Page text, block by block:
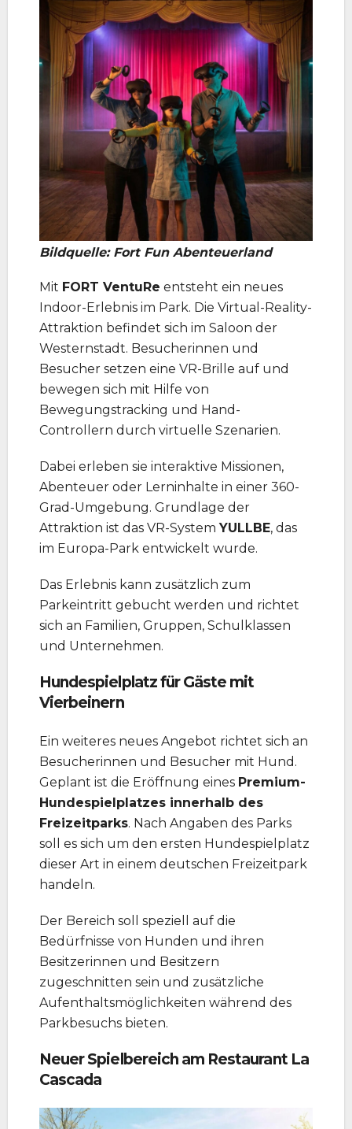
Bildquelle: Fort Fun Abenteuerland
Mit FORT VentuRe entsteht ein neues
Indoor-Erlebnis im Park. Die Virtual-Reality-
Attraktion befindet sich im Saloon der
Westernstadt. Besucherinnen und
Besucher setzen eine VR-Brille auf und
bewegen sich mit Hilfe von
Bewegungstracking und Hand-
Controllern durch virtuelle Szenarien.
Dabei erleben sie interaktive Missionen,
Abenteuer oder Lerninhalte in einer 360-
Grad-Umgebung. Grundlage der
Attraktion ist das VR-System YULLBE, das
im Europa-Park entwickelt wurde.
Das Erlebnis kann zusätzlich zum
Parkeintritt gebucht werden und richtet
sich an Familien, Gruppen, Schulklassen
und Unternehmen.
Hundespielplatz für Gäste mit
Vierbeinern
Ein weiteres neues Angebot richtet sich an
Besucherinnen und Besucher mit Hund.
Geplant ist die Eröffnung eines Premium-
Hundespielplatzes innerhalb des
Freizeitparks. Nach Angaben des Parks
soll es sich um den ersten Hundespielplatz
dieser Art in einem deutschen Freizeitpark
handeln.
Der Bereich soll speziell auf die
Bedürfnisse von Hunden und ihren
Besitzerinnen und Besitzern
zugeschnitten sein und zusätzliche
Aufenthaltsmöglichkeiten während des
Parkbesuchs bieten.
Neuer Spielbereich am Restaurant La
Cascada